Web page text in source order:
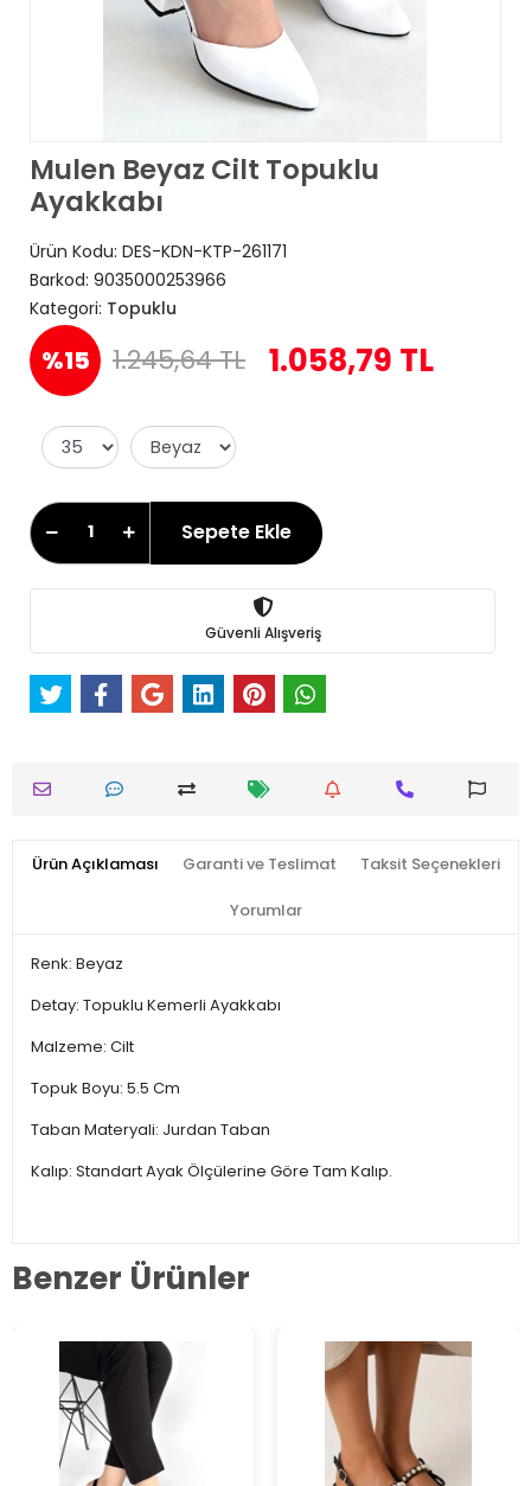
Mulen Beyaz Cilt Topuklu
Ayakkabı
Ürün Kodu: DES-KDN-KTP-261171
Barkod: 9035000253966
Kategori: Topuklu
%15 1.245,64 TL 1.058,79 TL
Sepete Ekle
Güvenli Alışveriş
Ürün Açıklaması Garanti ve Teslimat Taksit Seçenekleri
Yorumlar
Renk: Beyaz
Detay: Topuklu Kemerli Ayakkabı
Malzeme: Cilt
Topuk Boyu: 5.5 Cm
Taban Materyali: Jurdan Taban
Kalıp: Standart Ayak Ölçülerine Göre Tam Kalıp.
Benzer Ürünler